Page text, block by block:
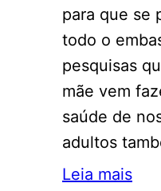
para que se
todo o
pesquisas
mãe vem
saúde de
adultos
Leia mais